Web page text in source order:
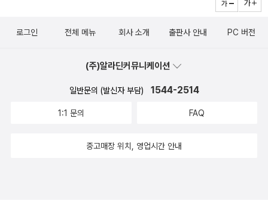
로그인 전체 메뉴 회사 소개 출판사 안내 PC 버전
(주)알라딘커뮤니케이션
일반문의 (발신자 부담) 1544-2514
1:1 문의 FAQ
중고매장 위치, 영업시간 안내